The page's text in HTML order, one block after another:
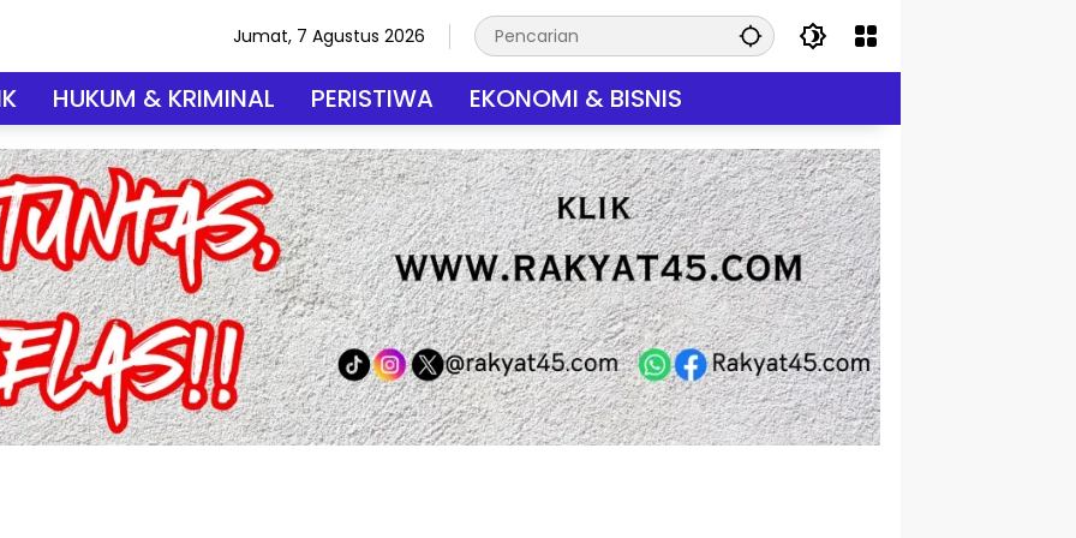
Jumat, 7 Agustus 2026
HUKUM & KRIMINAL PERISTIWA EKONOMI & BISNIS